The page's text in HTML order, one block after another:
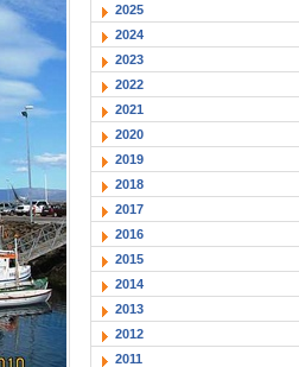
2025
2024
2023
2022
2021
2020
2019
2018
2017
2016
2015
2014
2013
2012
2011